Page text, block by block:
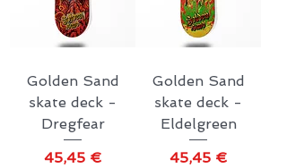
Golden Sand
skate deck -
Dregfear
Precio
45,45 €
Golden Sand
skate deck -
Eldelgreen
Precio
45,45 €